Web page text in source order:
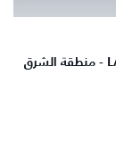
تطبيق LAND ROVER CARE - منطقة الشرق